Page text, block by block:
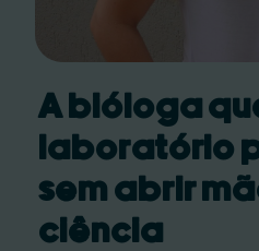
A bióloga
laboratório
sem abrir
ciência